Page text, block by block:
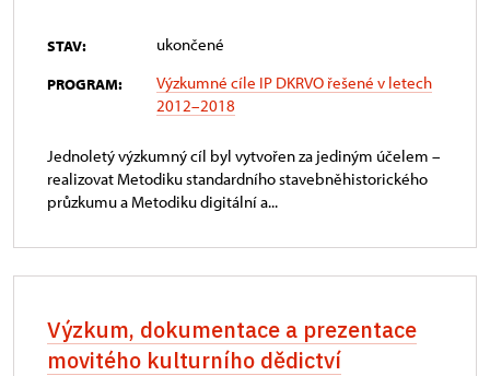
STAV: ukončené
PROGRAM:
Výzkumné cíle IP DKRVO řešené v letech
2012–2018
Jednoletý výzkumný cíl byl vytvořen za jediným účelem –
realizovat Metodiku standardního stavebněhistorického
průzkumu a Metodiku digitální a...
Výzkum, dokumentace a prezentace
movitého kulturního dědictví